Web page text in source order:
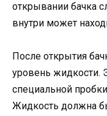
открывании бачка
внутри может
После открытия
уровень
специальной
Жидкость должна